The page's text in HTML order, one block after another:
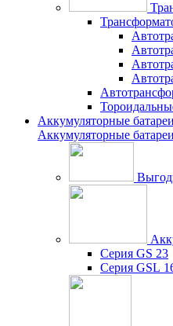
Аккумуляторные батареи
Аккумуляторные батареи
Серия GS 23
Серия GSL